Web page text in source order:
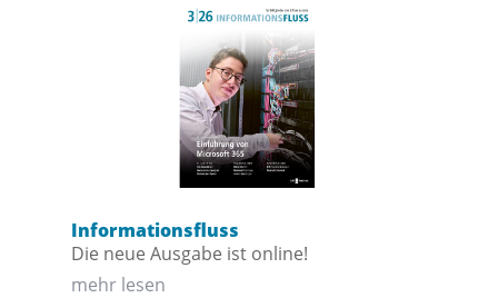
Informationsfluss
Die neue Ausgabe ist online!
mehr lesen